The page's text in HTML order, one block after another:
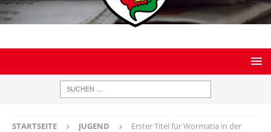
STARTSEITE JUGEND
Erster Titel für Wormatia in der